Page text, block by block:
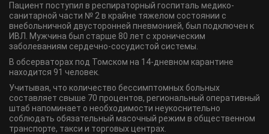
Пациент поступил в респираторный госпиталь медико-
санитарной части № 2 в крайне тяжелом состоянии с
внебольничной двусторонней пневмонией, был подключен к
ИВЛ. Мужчина был старше 80 лет с хроническим
заболеваниям сердечно-сосудистой системы.
В обсерваторах под Томском на 14-дневном карантине
находится 91 человек.
Учитывая, что количество бессимптомных больных
составляет свыше 70 процентов, региональный оперативный
штаб напоминает о необходимости неукоснительно
соблюдать обязательный масочный режим в общественном
транспорте, такси и торговых центрах.